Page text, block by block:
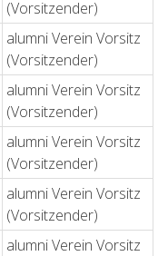
(Vorsitzender)
alumni Verein Vorsitz
(Vorsitzender)
alumni Verein Vorsitz
(Vorsitzender)
alumni Verein Vorsitz
(Vorsitzender)
alumni Verein Vorsitz
(Vorsitzender)
alumni Verein Vorsitz